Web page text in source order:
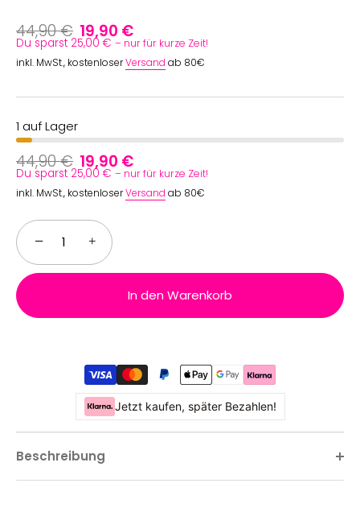
44,90 € 19,90 €
Du sparst 25,00 € – nur für kurze Zeit!
inkl. MwSt., kostenloserVersand ab 80€
1 auf Lager
44,90 € 19,90 €
Du sparst 25,00 € – nur für kurze Zeit!
inkl. MwSt., kostenloserVersand ab 80€
− +
In den Warenkorb
Jetzt kaufen, später Bezahlen!
Beschreibung